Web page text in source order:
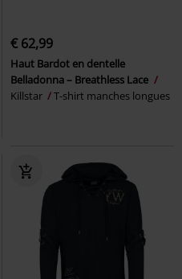
€ 62,99
Haut Bardot en dentelle
Belladonna – Breathless Lace
Killstar
T-shirt manches longues